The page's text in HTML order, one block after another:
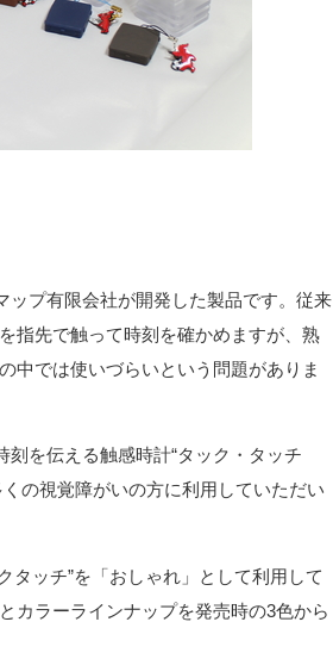
ップ有限会社が開発した製品です。従来
指先で触って時刻を確かめますが、熟
中では使いづらいという問題がありま
を伝える触感時計“タック・タッチ
の視覚障がいの方に利用していただい
タッチ”を「おしゃれ」として利用して
カラーラインナップを発売時の3色から